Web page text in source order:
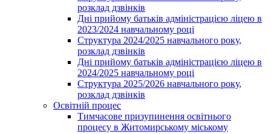
розклад дзвінків
Дні прийому батьків адміністрацією ліцею в
2023/2024 навчальному році
Структура 2024/2025 навчального року,
розклад дзвінків
Дні прийому батьків адміністрацією ліцею в
2024/2025 навчальному році
Структура 2025/2026 навчального року,
розклад дзвінків
Освітній процес
Тимчасове призупинення освітнього
процесу в Житомирському міському